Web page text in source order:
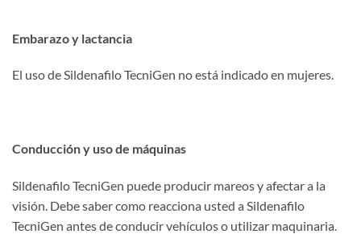
Embarazo y lactancia
El uso de Sildenafilo TecniGen no está indicado en mujeres.
Conducción y uso de máquinas
Sildenafilo TecniGen puede producir mareos y afectar a la
visión. Debe saber como reacciona usted a Sildenafilo
TecniGen antes de conducir vehículos o utilizar maquinaria.